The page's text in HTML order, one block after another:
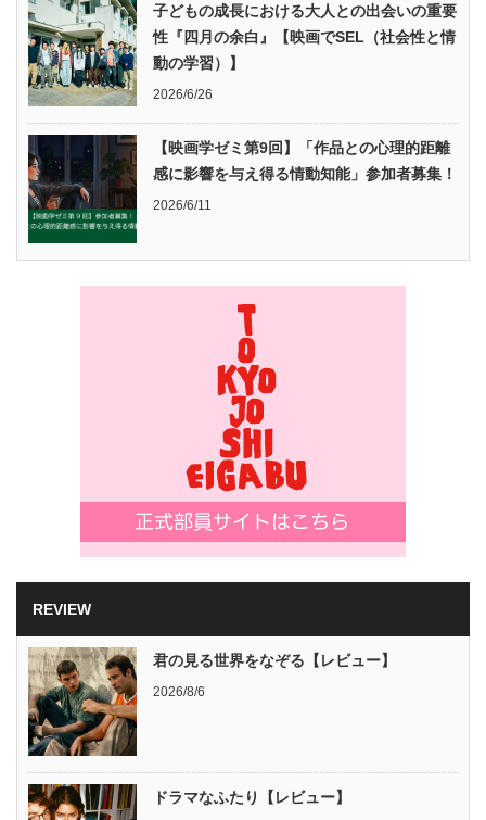
子どもの成長における大人との出会いの重要
性『四月の余白』【映画でSEL（社会性と情
動の学習）】
2026/6/26
【映画学ゼミ第9回】「作品との心理的距離
感に影響を与え得る情動知能」参加者募集！
2026/6/11
REVIEW
君の見る世界をなぞる【レビュー】
2026/8/6
ドラマなふたり【レビュー】